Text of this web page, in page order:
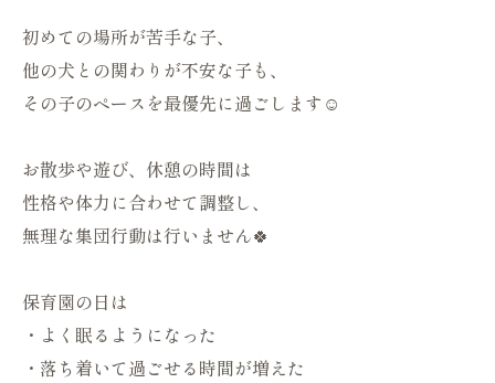
初めての場所が苦手な子、
他の犬との関わりが不安な子も、
その子のペースを最優先に過ごします☺️
お散歩や遊び、休憩の時間は
性格や体力に合わせて調整し、
無理な集団行動は行いません🍀
保育園の日は
・よく眠るようになった
・落ち着いて過ごせる時間が増えた